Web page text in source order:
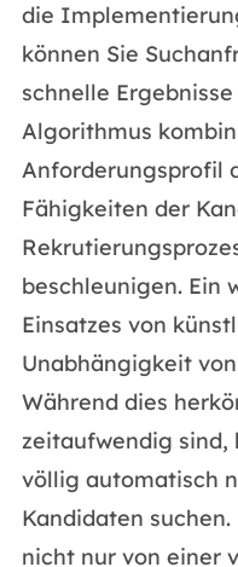
die
können Sie
schnelle
Algorithmus
Anforderungsprofil
Fähigkeiten der
beschleunigen. Ein
Einsatzes von
Unabhängigkeit
Während dies
zeitaufwendig sind,
völlig automatisch
Kandidaten
nicht nur von einer